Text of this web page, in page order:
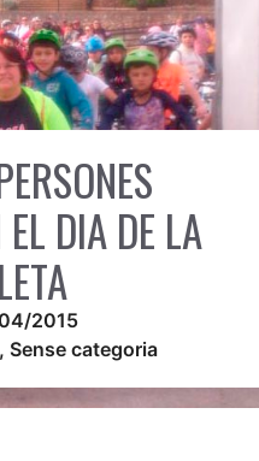
DIA DE LA
2015
, Sense categoria